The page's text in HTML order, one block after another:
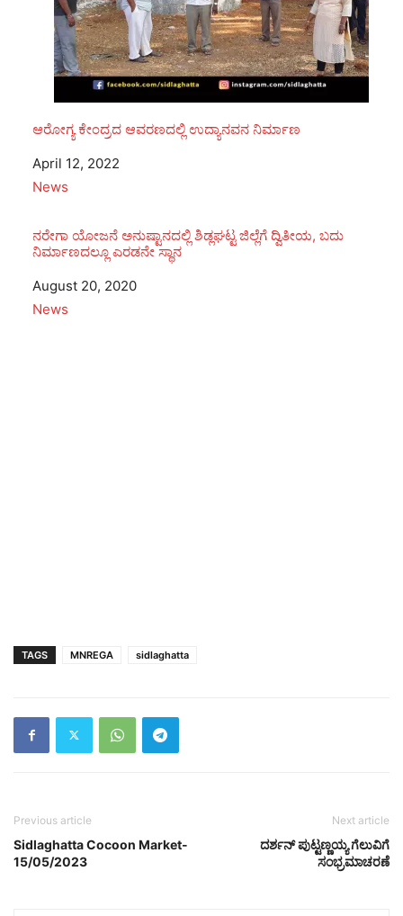
ಆರೋಗ್ಯ ಕೇಂದ್ರದ ಆವರಣದಲ್ಲಿ ಉದ್ಯಾನವನ ನಿರ್ಮಾಣ
Date
April 12, 2022
In relation to
News
ನರೇಗಾ ಯೋಜನೆ ಅನುಷ್ಟಾನದಲ್ಲಿ ಶಿಡ್ಲಘಟ್ಟ ಜಿಲ್ಲೆಗೆ ದ್ವಿತೀಯ, ಬದು
ನಿರ್ಮಾಣದಲ್ಲೂ ಎರಡನೇ ಸ್ಥಾನ
Date
August 20, 2020
In relation to
News
TAGS MNREGA sidlaghatta
Previous article
Sidlaghatta Cocoon Market-
15/05/2023
Next article
ದರ್ಶನ್ ಪುಟ್ಟಣ್ಣಯ್ಯ ಗೆಲುವಿಗೆ
ಸಂಭ್ರಮಾಚರಣೆ